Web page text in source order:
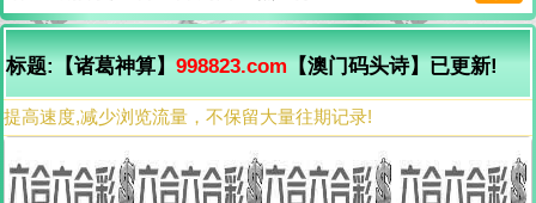
标题:【诸葛神算】 998823.com 【澳门码头诗】已更新!
提高速度,减少浏览流量，不保留大量往期记录!